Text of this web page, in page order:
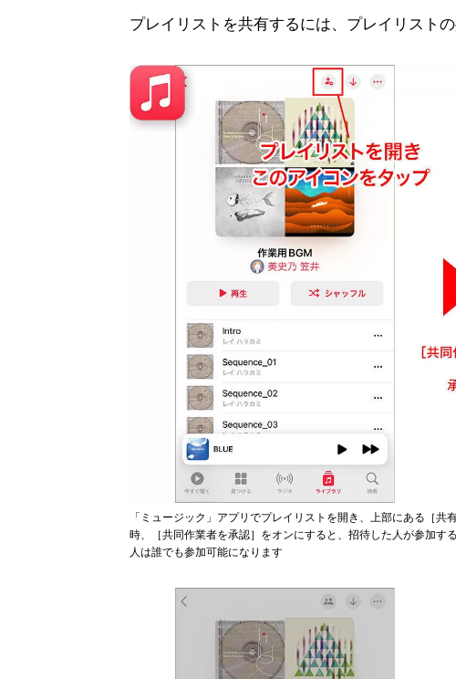
プレイリストを共有するには、プレイリスト
「ミュージック」アプリでプレイリストを開き、上部にある［
時、［共同作業者を承認］をオンにすると、招待した人が参加
人は誰でも参加可能になります